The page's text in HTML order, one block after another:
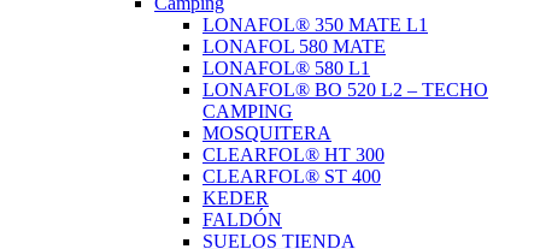
LONAFOL® 350 MATE L1
LONAFOL 580 MATE
LONAFOL® 580 L1
LONAFOL® BO 520 L2 – TECHO
CAMPING
MOSQUITERA
CLEARFOL® HT 300
CLEARFOL® ST 400
KEDER
FALDÓN
SUELOS TIENDA